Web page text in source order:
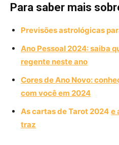
Para saber mais
Previsões astrológicas
Ano Pessoal 2024: saiba
regente neste ano
Cores de Ano Novo:
com você em 2024
As cartas de Tarot 2024 e
traz